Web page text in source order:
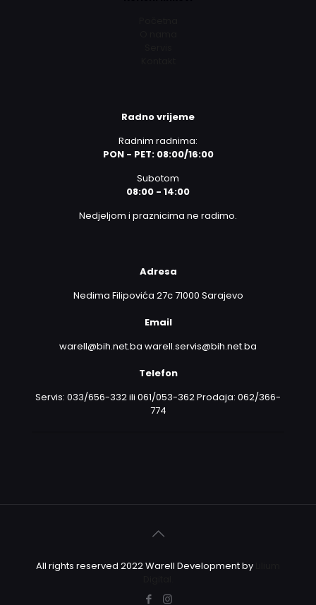
Radno vrijeme
Radnim radnima:
PON - PET: 08:00/16:00
Subotom
08:00 - 14:00
Nedjeljom i praznicima ne radimo.
Adresa
Nedima Filipovića 27c 71000 Sarajevo
Email
warell@bih.net.ba warell.servis@bih.net.ba
Telefon
Servis: 033/656-332 ili 061/053-362 Prodaja: 062/366-
774
All rights reserved 2022 Warell Development by